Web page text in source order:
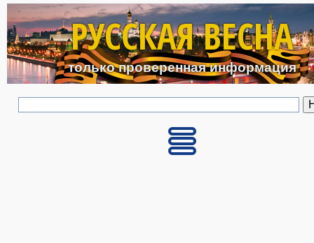
Перейти к основному
РУССКАЯ ВЕСНА
только проверенная информация